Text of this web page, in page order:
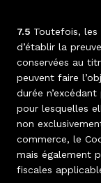
7.5 Toutefois, les
d’établir la
conservées au
peuvent faire
durée
pour lesquelles
non
commerce, le
mais également
fiscales